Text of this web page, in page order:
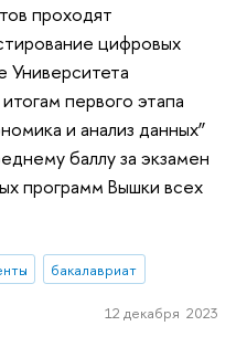
проходят
цифровых
Университета
первого этапа
и анализ данных”
баллу за экзамен
программ Вышки всех
бакалавриат
12 декабря 2023